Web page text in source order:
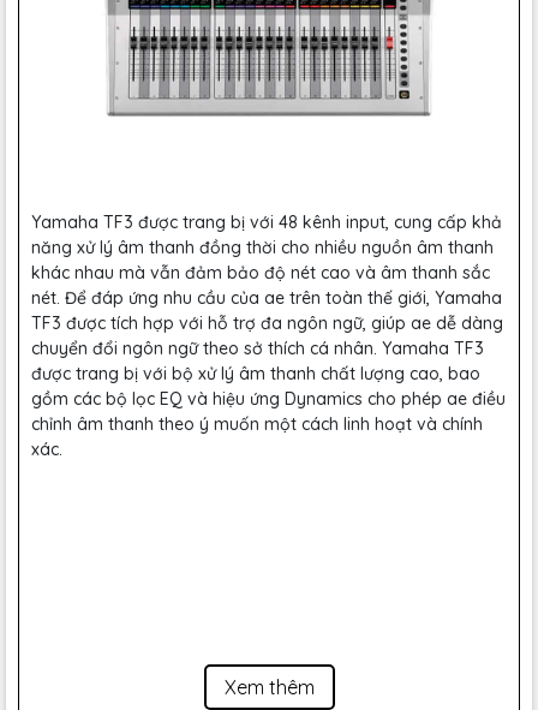
Yamaha TF3 được trang bị với 48 kênh input, cung cấp khả
năng xử lý âm thanh đồng thời cho nhiều nguồn âm thanh
khác nhau mà vẫn đảm bảo độ nét cao và âm thanh sắc
nét. Để đáp ứng nhu cầu của ae trên toàn thế giới, Yamaha
TF3 được tích hợp với hỗ trợ đa ngôn ngữ, giúp ae dễ dàng
chuyển đổi ngôn ngữ theo sở thích cá nhân. Yamaha TF3
được trang bị với bộ xử lý âm thanh chất lượng cao, bao
gồm các bộ lọc EQ và hiệu ứng Dynamics cho phép ae điều
chỉnh âm thanh theo ý muốn một cách linh hoạt và chính
xác.
Xem thêm